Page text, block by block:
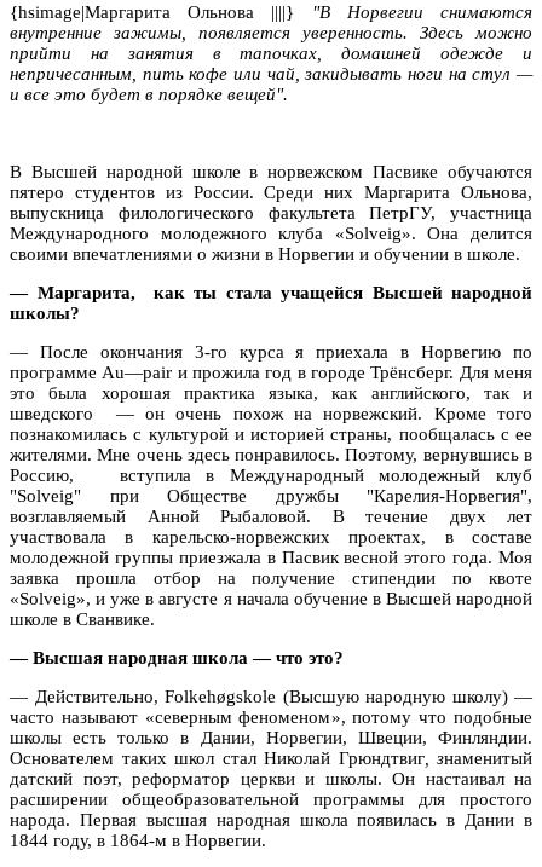
{hsimage|Маргарита Ольнова ||||}
"В Норвегии снимаются
внутренние зажимы, появляется уверенность. Здесь можно
прийти на занятия в тапочках, домашней одежде и
непричесанным, пить кофе или чай, закидывать ноги на стул —
и все это будет в порядке вещей".
В Высшей народной школе в норвежском Пасвике обучаются
пятеро студентов из России. Среди них Маргарита Ольнова,
выпускница филологического факультета ПетрГУ, участница
Международного молодежного клуба «Solveig». Она делится
своими впечатлениями о жизни в Норвегии и обучении в школе.
— Маргарита, как ты стала учащейся Высшей народной
школы?
— После окончания 3-го курса я приехала в Норвегию по
программе Au—pair и прожила год в городе Трёнсберг. Для меня
это была хорошая практика языка, как английского, так и
шведского — он очень похож на норвежский. Кроме того
познакомилась с культурой и историей страны, пообщалась с ее
жителями. Мне очень здесь понравилось. Поэтому, вернувшись в
Россию, вступила в Международный молодежный клуб
"Solveig" при Обществе дружбы "Карелия-Норвегия",
возглавляемый Анной Рыбаловой. В течение двух лет
участвовала в карельско-норвежских проектах, в составе
молодежной группы приезжала в Пасвик весной этого года. Моя
заявка прошла отбор на получение стипендии по квоте
«Solveig», и уже в августе я начала обучение в Высшей народной
школе в Сванвике.
— Высшая народная школа — что это?
— Действительно, Folkehøgskole (Высшую народную школу) —
часто называют «северным феноменом», потому что подобные
школы есть только в Дании, Норвегии, Швеции, Финляндии.
Основателем таких школ стал Николай Грюндтвиг, знаменитый
датский поэт, реформатор церкви и школы. Он настаивал на
расширении общеобразовательной программы для простого
народа. Первая высшая народная школа появилась в Дании в
1844 году, в 1864-м в Норвегии.